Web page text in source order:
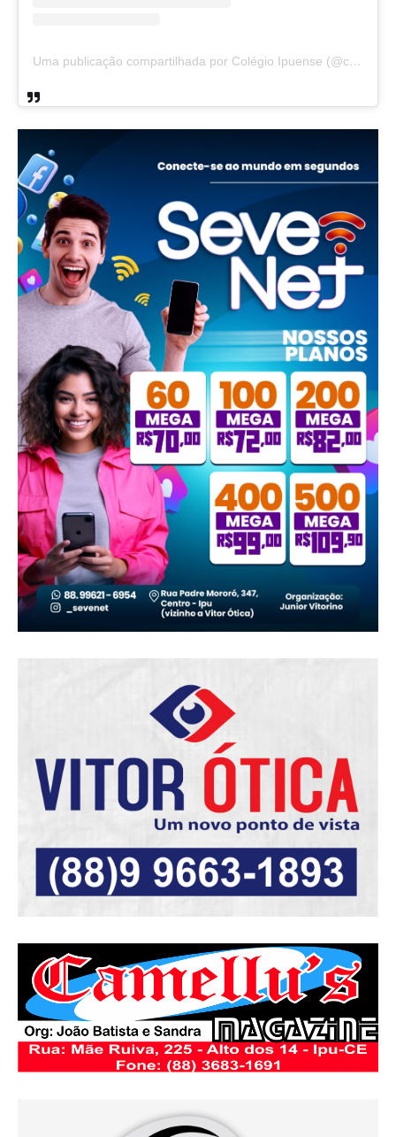
Uma publicação compartilhada por Colégio Ipuense (@colegioipuense)